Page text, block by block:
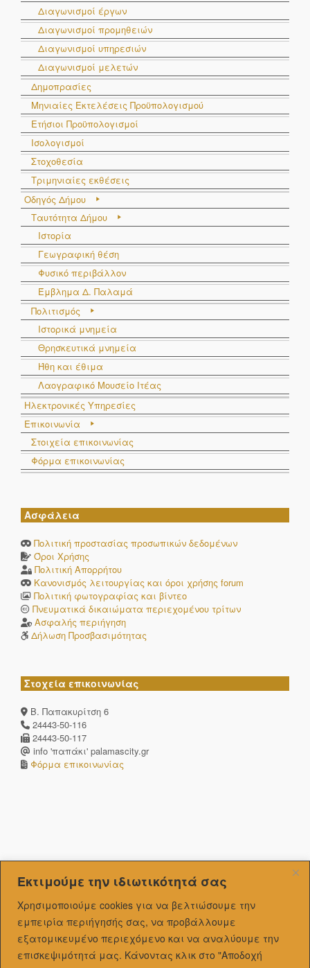
Εκτιμούμε την ιδιωτικότητά σας
Χρησιμοποιούμε cookies για να βελτιώσουμε την
εμπειρία περιήγησής σας, να προβάλλουμε
εξατομικευμένo περιεχόμενο και να αναλύουμε την
επισκεψιμότητά μας. Κάνοντας κλικ στο "Αποδοχή
Διαγωνισμοί έργων
Διαγωνισμοί προμηθειών
Διαγωνισμοί υπηρεσιών
Διαγωνισμοί μελετών
Δημοπρασίες
Μηνιαίες Εκτελέσεις Προϋπολογισμού
Ετήσιοι Προϋπολογισμοί
Ισολογισμοί
Στοχοθεσία
Τριμηνιαίες εκθέσεις
Οδηγός Δήμου
Ταυτότητα Δήμου
Ιστορία
Γεωγραφική θέση
Φυσικό περιβάλλον
Έμβλημα Δ. Παλαμά
Πολιτισμός
Ιστορικά μνημεία
Θρησκευτικά μνημεία
Ήθη και έθιμα
Λαογραφικό Μουσείο Ιτέας
Ηλεκτρονικές Υπηρεσίες
Επικοινωνία
Στοιχεία επικοινωνίας
Φόρμα επικοινωνίας
Ασφάλεια
Πολιτική προστασίας προσωπικών δεδομένων
Όροι Χρήσης
Πολιτική Απορρήτου
Κανονισμός λειτουργίας και όροι χρήσης forum
Πολιτική φωτογραφίας και βίντεο
Πνευματικά δικαιώματα περιεχομένου τρίτων
Ασφαλής περιήγηση
Δήλωση Προσβασιμότητας
Στοχεία επικοινωνίας
Β. Παπακυρίτση 6
24443-50-116
24443-50-117
info 'παπάκι' palamascity.gr
Φόρμα επικοινωνίας